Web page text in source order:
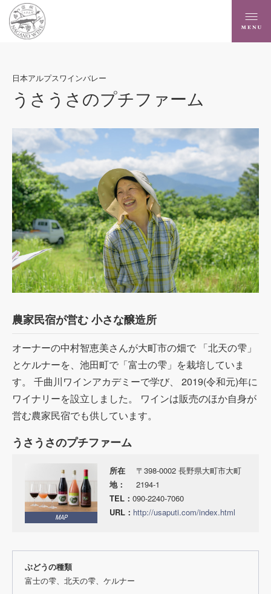
日本アルプスワインバレー
うさうさのプチファーム
農家民宿が営む 小さな醸造所
オーナーの中村智恵美さんが大町市の畑で 「北天の雫」
とケルナーを、池田町で「富士の雫」を栽培していま
す。 千曲川ワインアカデミーで学び、 2019(令和元)年に
ワイナリーを設立しました。 ワインは販売のほか自身が
営む農家民宿でも供しています。
うさうさのプチファーム
MAP
所在
地：
〒398-0002 長野県大町市大町
2194-1
TEL： 090-2240-7060
URL： http://usaputi.com/index.html
ぶどうの種類
富士の雫、北天の雫、ケルナー